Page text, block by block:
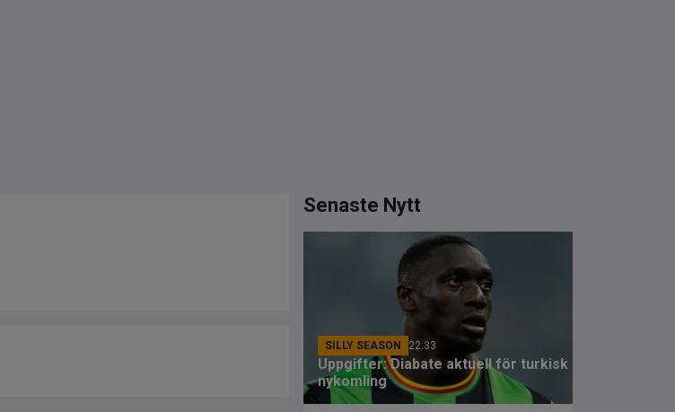
Senaste Nytt
SILLY SEASON 22:33
Uppgifter: Diabate aktuell för turkisk
nykomling